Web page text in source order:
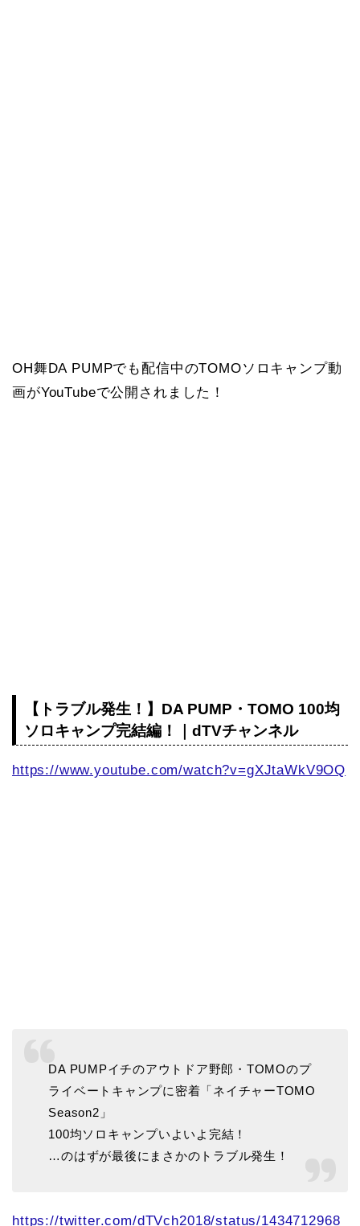
OH舞DA PUMPでも配信中のTOMOソロキャンプ動
画がYouTubeで公開されました！
【トラブル発生！】DA PUMP・TOMO 100均
ソロキャンプ完結編！｜dTVチャンネル
https://www.youtube.com/watch?v=gXJtaWkV9OQ
DA PUMPイチのアウトドア野郎・TOMOのプ
ライベートキャンプに密着「ネイチャーTOMO
Season2」
100均ソロキャンプいよいよ完結！
…のはずが最後にまさかのトラブル発生！
https://twitter.com/dTVch2018/status/1434712968